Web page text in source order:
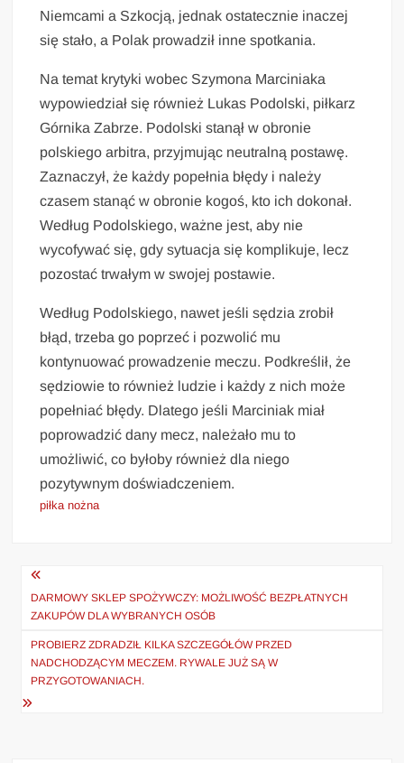
Niemcami a Szkocją, jednak ostatecznie inaczej
się stało, a Polak prowadził inne spotkania.
Na temat krytyki wobec Szymona Marciniaka
wypowiedział się również Lukas Podolski, piłkarz
Górnika Zabrze. Podolski stanął w obronie
polskiego arbitra, przyjmując neutralną postawę.
Zaznaczył, że każdy popełnia błędy i należy
czasem stanąć w obronie kogoś, kto ich dokonał.
Według Podolskiego, ważne jest, aby nie
wycofywać się, gdy sytuacja się komplikuje, lecz
pozostać trwałym w swojej postawie.
Według Podolskiego, nawet jeśli sędzia zrobił
błąd, trzeba go poprzeć i pozwolić mu
kontynuować prowadzenie meczu. Podkreślił, że
sędziowie to również ludzie i każdy z nich może
popełniać błędy. Dlatego jeśli Marciniak miał
poprowadzić dany mecz, należało mu to
umożliwić, co byłoby również dla niego
pozytywnym doświadczeniem.
piłka nożna
Nawigacja
wpisu
DARMOWY SKLEP SPOŻYWCZY: MOŻLIWOŚĆ BEZPŁATNYCH
ZAKUPÓW DLA WYBRANYCH OSÓB
PROBIERZ ZDRADZIŁ KILKA SZCZEGÓŁÓW PRZED
NADCHODZĄCYM MECZEM. RYWALE JUŻ SĄ W
PRZYGOTOWANIACH.